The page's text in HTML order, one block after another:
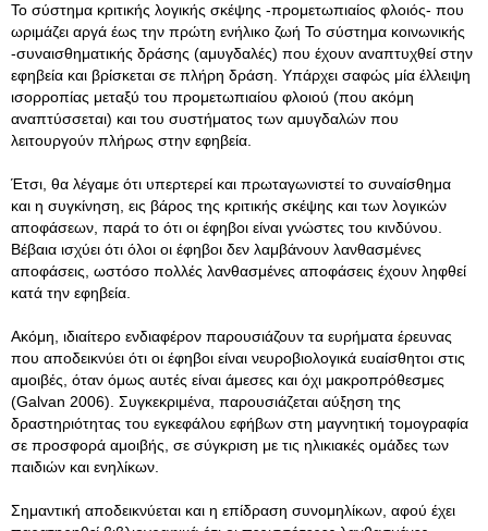
Το σύστημα κριτικής λογικής σκέψης -προμετωπιαίος φλοιός- που
ωριμάζει αργά έως την πρώτη ενήλικο ζωή Το σύστημα κοινωνικής
-συναισθηματικής δράσης (αμυγδαλές) που έχουν αναπτυχθεί στην
εφηβεία και βρίσκεται σε πλήρη δράση. Υπάρχει σαφώς μία έλλειψη
ισορροπίας μεταξύ του προμετωπιαίου φλοιού (που ακόμη
αναπτύσσεται) και του συστήματος των αμυγδαλών που
λειτουργούν πλήρως στην εφηβεία.
Έτσι, θα λέγαμε ότι υπερτερεί και πρωταγωνιστεί το συναίσθημα
και η συγκίνηση, εις βάρος της κριτικής σκέψης και των λογικών
αποφάσεων, παρά το ότι οι έφηβοι είναι γνώστες του κινδύνου.
Βέβαια ισχύει ότι όλοι οι έφηβοι δεν λαμβάνουν λανθασμένες
αποφάσεις, ωστόσο πολλές λανθασμένες αποφάσεις έχουν ληφθεί
κατά την εφηβεία.
Ακόμη, ιδιαίτερο ενδιαφέρον παρουσιάζουν τα ευρήματα έρευνας
που αποδεικνύει ότι οι έφηβοι είναι νευροβιολογικά ευαίσθητοι στις
αμοιβές, όταν όμως αυτές είναι άμεσες και όχι μακροπρόθεσμες
(Galvan 2006). Συγκεκριμένα, παρουσιάζεται αύξηση της
δραστηριότητας του εγκεφάλου εφήβων στη μαγνητική τομογραφία
σε προσφορά αμοιβής, σε σύγκριση με τις ηλικιακές ομάδες των
παιδιών και ενηλίκων.
Σημαντική αποδεικνύεται και η επίδραση συνομηλίκων, αφού έχει